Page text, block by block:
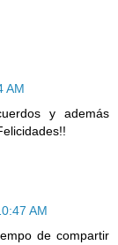
AM
y además
AM
de compartir